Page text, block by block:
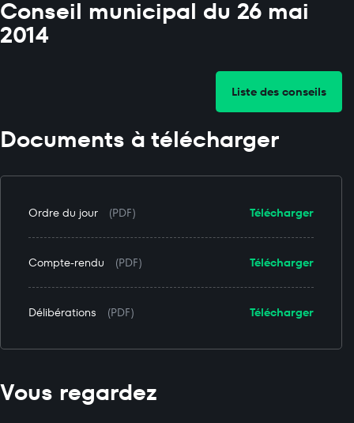
Conseil municipal du 26 mai
2014
Liste des conseils
Documents à télécharger
Télécharger
Ordre du jour (PDF)
Télécharger
Compte-rendu (PDF)
Télécharger
Délibérations (PDF)
Vous regardez